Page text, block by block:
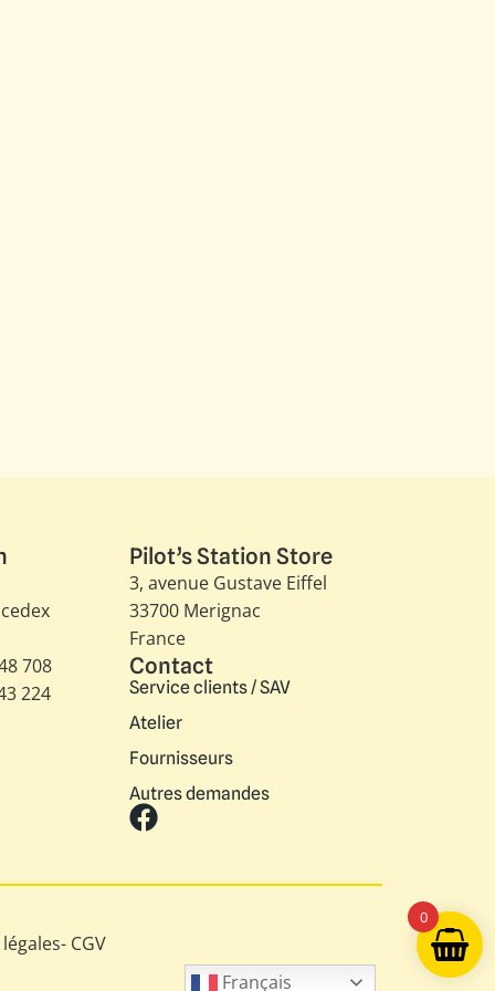
708
224
Pilot’s Station Store
3, avenue Gustave Eiffel​
33700 Merignac
France
Contact
Service clients / SAV
Atelier
Fournisseurs
Autres demandes
- CGV
Français
0